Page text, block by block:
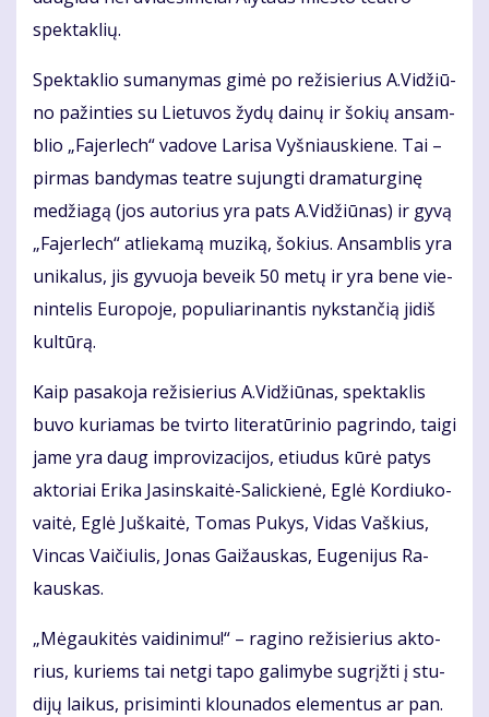
spek­tak­lių.
Spek­tak­lio su­ma­ny­mas gi­mė po re­ži­sie­rius A.Vi­džiū­
no pa­žin­ties su Lie­tu­vos žy­dų dai­nų ir šo­kių an­sam­
blio „Fa­jer­lech“ va­do­ve La­ri­sa Vyš­niaus­kie­ne. Tai –
pir­mas ban­dy­mas te­at­re su­jung­ti dra­ma­tur­gi­nę
me­džia­gą (jos au­to­rius yra pats A.Vi­džiū­nas) ir gy­vą
„Fa­jer­lech“ at­lie­ka­mą mu­zi­ką, šo­kius. An­sam­blis yra
uni­ka­lus, jis gy­vuo­ja be­veik 50 me­tų ir yra be­ne vie­
nin­te­lis Eu­ro­po­je, po­pu­lia­ri­nan­tis nyks­tan­čią ji­diš
kul­tū­rą.
Kaip pa­sa­ko­ja re­ži­sie­rius A.Vi­džiū­nas, spek­tak­lis
bu­vo ku­ria­mas be tvir­to li­te­ra­tū­ri­nio pa­grin­do, tai­gi
ja­me yra daug im­pro­vi­za­ci­jos, etiu­dus kū­rė pa­tys
ak­to­riai Eri­ka Ja­sins­kai­tė-Sa­lic­kie­nė, Eg­lė Kor­diu­ko­
vai­tė, Eg­lė Juš­kai­tė, To­mas Pu­kys, Vi­das Vaš­kius,
Vin­cas Vai­čiu­lis, Jo­nas Gai­žaus­kas, Eu­ge­ni­jus Ra­
kaus­kas.
„Mė­gau­ki­tės vai­di­ni­mu!“ – ra­gi­no re­ži­sie­rius ak­to­
rius, ku­riems tai net­gi ta­po ga­li­my­be su­grįž­ti į stu­
di­jų lai­kus, pri­si­min­ti klou­na­dos ele­men­tus ar pan.